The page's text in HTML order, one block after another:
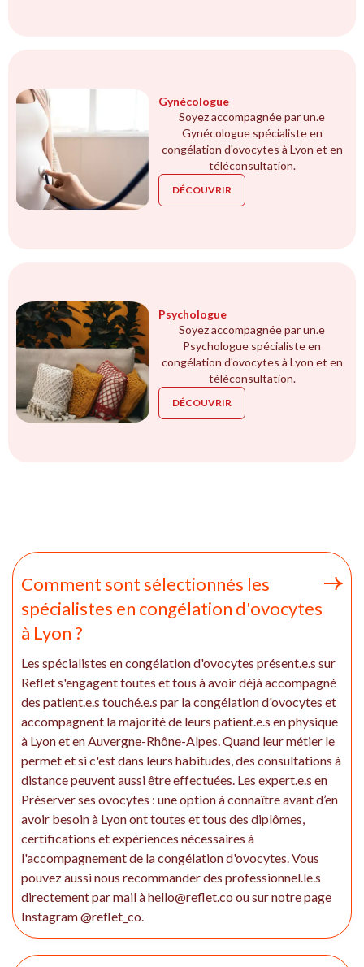
Gynécologue
Soyez accompagnée par un.e
Gynécologue spécialiste en
congélation d'ovocytes à Lyon et en
téléconsultation.
DÉCOUVRIR
Psychologue
Soyez accompagnée par un.e
Psychologue spécialiste en
congélation d'ovocytes à Lyon et en
téléconsultation.
DÉCOUVRIR
Comment sont sélectionnés les
spécialistes en congélation d'ovocytes
à Lyon ?
Les spécialistes en congélation d'ovocytes présent.e.s sur
Reflet s'engagent toutes et tous à avoir déjà accompagné
des patient.e.s touché.e.s par la congélation d'ovocytes et
accompagnent la majorité de leurs patient.e.s en physique
à Lyon et en Auvergne-Rhône-Alpes. Quand leur métier le
permet et si c'est dans leurs habitudes, des consultations à
distance peuvent aussi être effectuées. Les expert.e.s en
Préserver ses ovocytes : une option à connaître avant d’en
avoir besoin à Lyon ont toutes et tous des diplômes,
certifications et expériences nécessaires à
l'accompagnement de la congélation d'ovocytes. Vous
pouvez aussi nous recommander des professionnel.le.s
directement par mail à hello@reflet.co ou sur notre page
Instagram @reflet_co.